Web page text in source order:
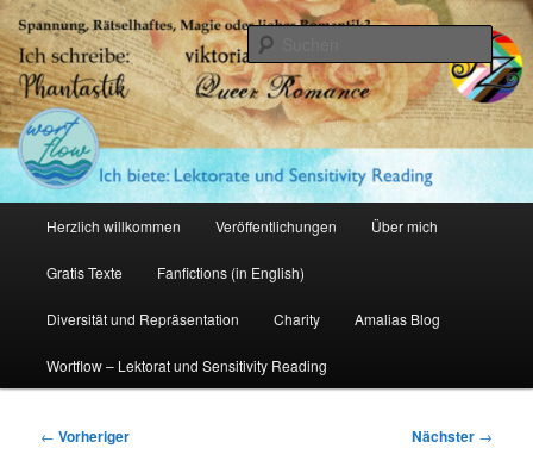
Zum
primären
Inhalt
springenAmalia Zeichnerin
Herzlich willkommen Veröffentlichungen Über mich
Gratis Texte Fanfictions (in English)
Diversität und Repräsentation Charity Amalias Blog
Wortflow – Lektorat und Sensitivity Reading
Beitragsnavigation
← Vorheriger Nächster →